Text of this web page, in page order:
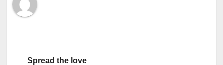
Spread the love